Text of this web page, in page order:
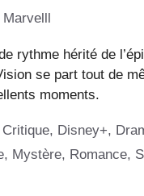
Marvelll
rythme hérité de
se part tout de
moments.
Critique, Disney+,
, Mystère, Romance,